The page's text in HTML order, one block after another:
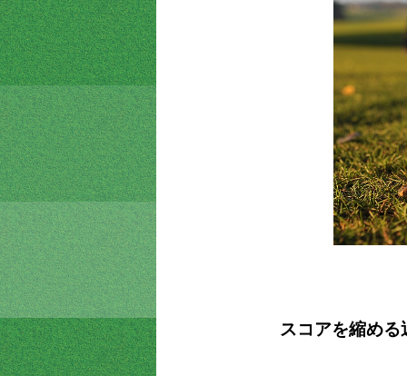
スコアを縮め